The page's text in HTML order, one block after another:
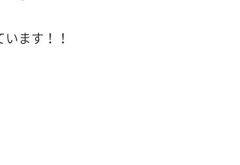
ます！！